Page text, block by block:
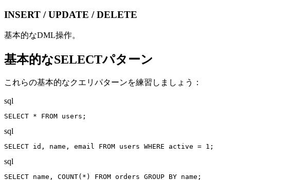
INSERT / UPDATE / DELETE
基本的なDML操作。
基本的なSELECTパターン
これらの基本的なクエリパターンを練習しましょう：
sql
SELECT * FROM users;
sql
SELECT id, name, email FROM users WHERE active = 1;
sql
SELECT name, COUNT(*) FROM orders GROUP BY name;